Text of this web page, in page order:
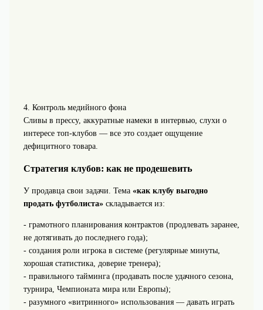
4. Контроль медийного фона
Сливы в прессу, аккуратные намеки в интервью, слухи о
интересе топ-клубов — все это создает ощущение
дефицитного товара.
Стратегия клубов: как не продешевить
У продавца свои задачи. Тема «как клубу выгодно
продать футболиста»складывается из:
- грамотного планирования контрактов (продлевать заранее,
не дотягивать до последнего года);
- создания роли игрока в системе (регулярные минуты,
хорошая статистика, доверие тренера);
- правильного тайминга (продавать после удачного сезона,
турнира, Чемпионата мира или Европы);
- разумного «витринного» использования — давать играть